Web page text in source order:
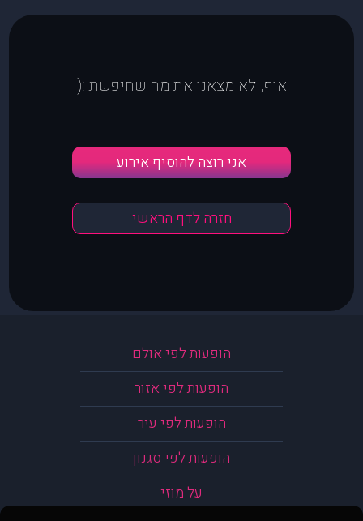
אוף, לא מצאנו את מה שחיפשת :(
אני רוצה להוסיף אירוע
חזרה לדף הראשי
הופעות לפי אולם
הופעות לפי אזור
הופעות לפי עיר
הופעות לפי סגנון
על מוזי